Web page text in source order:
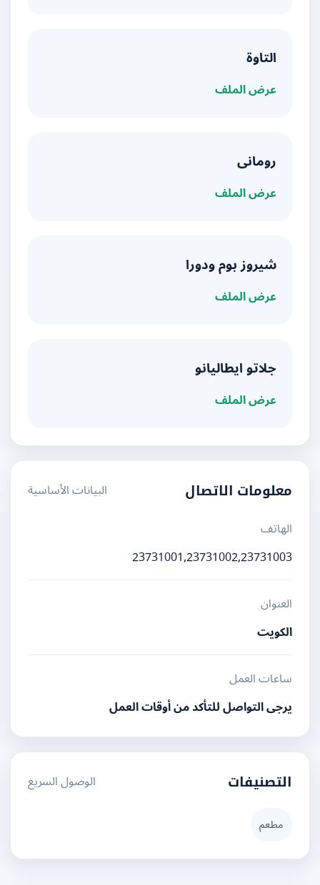
التاوة
عرض الملف
رومانى
عرض الملف
شيروز بوم ودورا
عرض الملف
جلاتو ايطاليانو
عرض الملف
معلومات الاتصال
البيانات الأساسية
الهاتف
23731001,23731002,23731003
العنوان
الكويت
ساعات العمل
يرجى التواصل للتأكد من أوقات العمل
التصنيفات الوصول السريع